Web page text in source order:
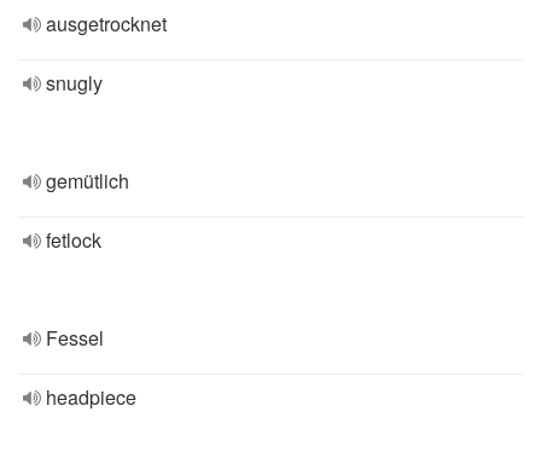
ausgetrocknet
snugly
gemütlich
fetlock
Fessel
headpiece